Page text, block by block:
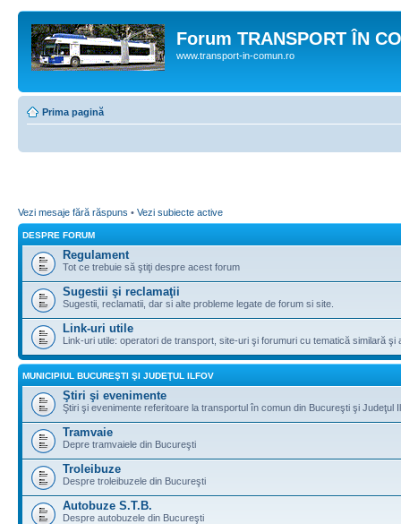
Forum TRANSPORT ÎN
www.transport-in-comun.ro
Prima pagină
Vezi mesaje fără răspuns • Vezi subiecte active
DESPRE FORUM
Regulament
Tot ce trebuie să ştiţi despre acest forum
Sugestii şi reclamaţii
Sugestii, reclamatii, dar si alte probleme legate de forum si site.
Link-uri utile
Link-uri utile: operatori de transport, site-uri şi forumuri cu tematică similară şi
MUNICIPIUL BUCUREŞTI ŞI JUDEŢUL ILFOV
Ştiri şi evenimente
Ştiri şi evenimente referitoare la transportul în comun din Bucureşti şi Judeţul
Tramvaie
Depre tramvaiele din Bucureşti
Troleibuze
Despre troleibuzele din Bucureşti
Autobuze S.T.B.
Despre autobuzele din Bucureşti